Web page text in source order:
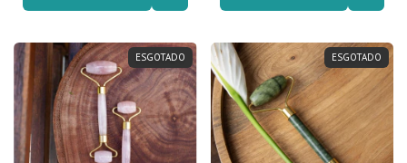
ESGOTADO ESGOTADO